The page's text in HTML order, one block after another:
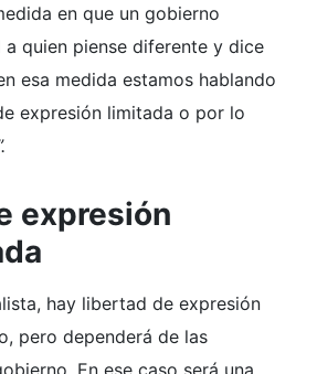
en que un gobierno
quien piense diferente y dice
esa medida estamos hablando
expresión limitada o por lo
expresión
hay libertad de expresión
pero dependerá de las
En ese caso será una